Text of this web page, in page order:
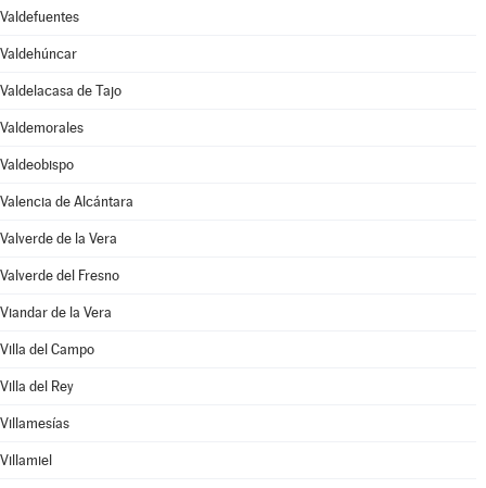
Valdefuentes
Valdehúncar
Valdelacasa de Tajo
Valdemorales
Valdeobispo
Valencia de Alcántara
Valverde de la Vera
Valverde del Fresno
Viandar de la Vera
Villa del Campo
Villa del Rey
Villamesías
Villamiel